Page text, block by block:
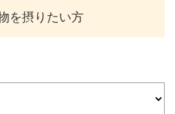
を摂りたい方